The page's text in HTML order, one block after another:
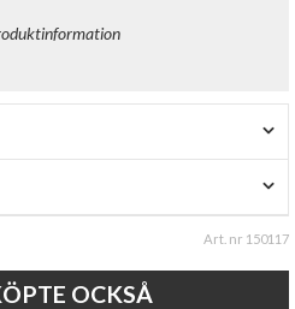
Art. nr 150117
OCKSÅ